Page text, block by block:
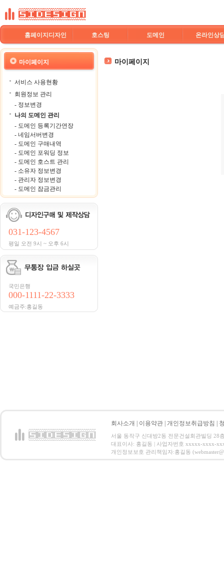
홈페이지디자인 호스팅 도메인 온라인상
마이페이지
서비스 사용현황
회원정보 관리
- 정보변경
나의 도메인 관리
- 도메인 등록기간연장
- 네임서버변경
- 도메인 구매내역
- 도메인 포워딩 정보
- 도메인 호스트 관리
- 소유자 정보변경
- 관리자 정보변경
- 도메인 잠금관리
031-123-4567
평일 오전 9시 ~ 오후 6시
국민은행
000-1111-22-3333
예금주:홍길동
마이페이지
회사소개 이용약관 개인정보취급방침
서울 동작구 신대방2동 전문건설회관빌딩 28
대표이사: 홍길동 | 사업자번호 xxxxx-xxxx-
개인정보보호 관리책임자:홍길동